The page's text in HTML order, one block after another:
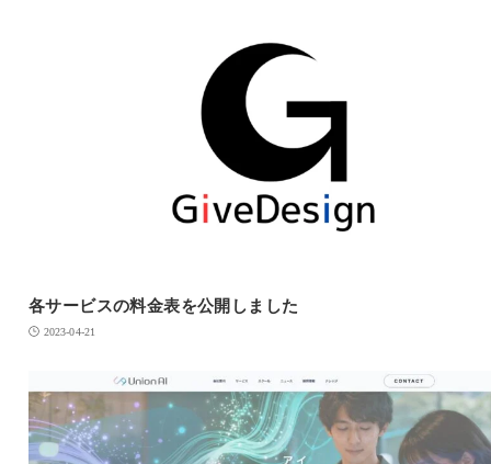
各サービスの料金表を公開しました
2023-04-21